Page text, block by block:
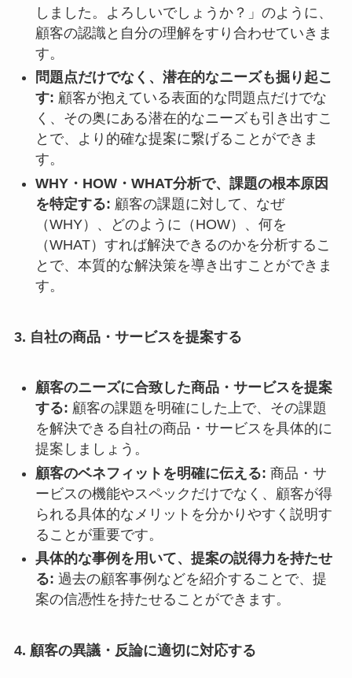
しました。よろしいでしょうか？」のように、
顧客の認識と自分の理解をすり合わせていきま
す。
問題点だけでなく、潜在的なニーズも掘り起こ
す: 顧客が抱えている表面的な問題点だけでな
く、その奥にある潜在的なニーズも引き出すこ
とで、より的確な提案に繋げることができま
す。
WHY・HOW・WHAT分析で、課題の根本原因
を特定する: 顧客の課題に対して、なぜ
（WHY）、どのように（HOW）、何を
（WHAT）すれば解決できるのかを分析するこ
とで、本質的な解決策を導き出すことができま
す。
3. 自社の商品・サービスを提案する
顧客のニーズに合致した商品・サービスを提案
する: 顧客の課題を明確にした上で、その課題
を解決できる自社の商品・サービスを具体的に
提案しましょう。
顧客のベネフィットを明確に伝える: 商品・サ
ービスの機能やスペックだけでなく、顧客が得
られる具体的なメリットを分かりやすく説明す
ることが重要です。
具体的な事例を用いて、提案の説得力を持たせ
る: 過去の顧客事例などを紹介することで、提
案の信憑性を持たせることができます。
4. 顧客の異議・反論に適切に対応する